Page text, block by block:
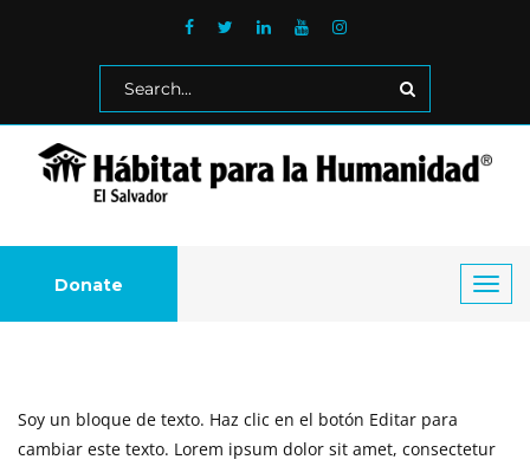
Donate
Soy un bloque de texto. Haz clic en el botón Editar para
cambiar este texto. Lorem ipsum dolor sit amet, consectetur